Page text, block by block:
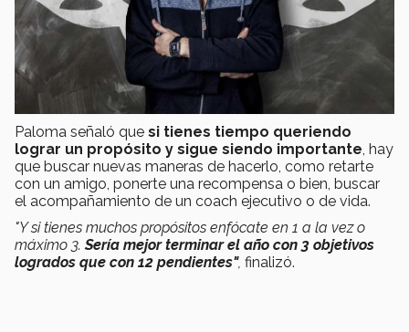
Paloma señaló que si tienes tiempo queriendo
lograr un propósito y sigue siendo importante, hay
que buscar nuevas maneras de hacerlo, como retarte
con un amigo, ponerte una recompensa o bien, buscar
el acompañamiento de un coach ejecutivo o de vida.
"Y si tienes muchos propósitos enfócate en 1 a la vez o
máximo 3.Sería mejor terminar el año con 3 objetivos
logrados que con 12 pendientes", finalizó.